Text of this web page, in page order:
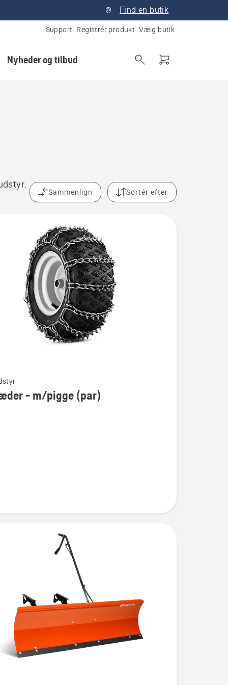
Find en butik
Support Registrér produkt Vælg butik
Nyheder og tilbud
Sammenlign Sortér efter
- m/pigge (par)